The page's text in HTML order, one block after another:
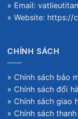
» Email:
» Website: https://
CHÍNH SÁCH
» Chính sách bảo
» Chính sách đổi
» Chính sách giao
» Chính sách